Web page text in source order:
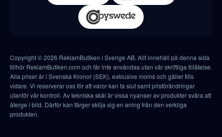
Copyright © 2026 ReklamButiken i Sverige AB. Allt innehåll på denna sida
tillhör ReklamButiken.com och får inte användas utan vår skriftliga tillåtelse.
Alla priser är i Svenska Kronor (SEK), exklusive moms och gäller tills
vidare. Vi reserverar oss för att varor kan ta slut samt prisförändringar
utanför vår kontroll. Av tekniska skäl är vissa nyanser av produkter svåra att
återge i bild. Därför kan färger skilja sig en aning från den verkliga
produkten.